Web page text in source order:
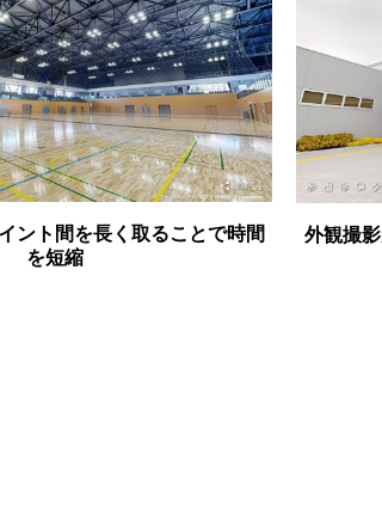
ント間を長く取ることで時間
を短縮
外観撮